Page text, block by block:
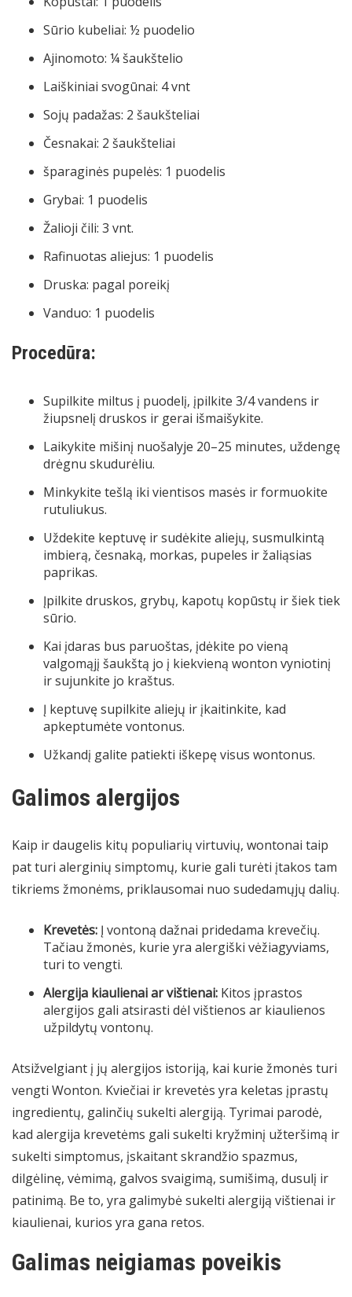
Sūrio kubeliai: ½ puodelio
Ajinomoto: ¼ šaukštelio
Laiškiniai svogūnai: 4 vnt
Sojų padažas: 2 šaukšteliai
Česnakai: 2 šaukšteliai
šparaginės pupelės: 1 puodelis
Grybai: 1 puodelis
Žalioji čili: 3 vnt.
Rafinuotas aliejus: 1 puodelis
Druska: pagal poreikį
Vanduo: 1 puodelis
Procedūra:
Supilkite miltus į puodelį, įpilkite 3/4 vandens ir
žiupsnelį druskos ir gerai išmaišykite.
Laikykite mišinį nuošalyje 20–25 minutes, uždengę
drėgnu skudurėliu.
Minkykite tešlą iki vientisos masės ir formuokite
rutuliukus.
Uždekite keptuvę ir sudėkite aliejų, susmulkintą
imbierą, česnaką, morkas, pupeles ir žaliąsias
paprikas.
Įpilkite druskos, grybų, kapotų kopūstų ir šiek tiek
sūrio.
Kai įdaras bus paruoštas, įdėkite po vieną
valgomąjį šaukštą jo į kiekvieną wonton vyniotinį
ir sujunkite jo kraštus.
Į keptuvę supilkite aliejų ir įkaitinkite, kad
apkeptumėte vontonus.
Užkandį galite patiekti iškepę visus wontonus.
Galimos alergijos
Kaip ir daugelis kitų populiarių virtuvių, wontonai taip
pat turi alerginių simptomų, kurie gali turėti įtakos tam
tikriems žmonėms, priklausomai nuo sudedamųjų dalių.
Krevetės: Į vontoną dažnai pridedama krevečių.
Tačiau žmonės, kurie yra alergiški vėžiagyviams,
turi to vengti.
Alergija kiaulienai ar vištienai: Kitos įprastos
alergijos gali atsirasti dėl vištienos ar kiaulienos
užpildytų vontonų.
Atsižvelgiant į jų alergijos istoriją, kai kurie žmonės turi
vengti Wonton. Kviečiai ir krevetės yra keletas įprastų
ingredientų, galinčių sukelti alergiją. Tyrimai parodė,
kad alergija krevetėms gali sukelti kryžminį užteršimą ir
sukelti simptomus, įskaitant skrandžio spazmus,
dilgėlinę, vėmimą, galvos svaigimą, sumišimą, dusulį ir
patinimą. Be to, yra galimybė sukelti alergiją vištienai ir
kiaulienai, kurios yra gana retos.
Galimas neigiamas poveikis